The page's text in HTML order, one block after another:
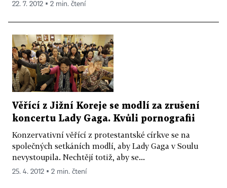
22. 7. 2012 ▪ 2 min. čtení
Věřící z Jižní Koreje se modlí za zrušení
koncertu Lady Gaga. Kvůli pornografii
Konzervativní věřící z protestantské církve se na
společných setkáních modlí, aby Lady Gaga v Soulu
nevystoupila. Nechtějí totiž, aby se...
25. 4. 2012 ▪ 2 min. čtení